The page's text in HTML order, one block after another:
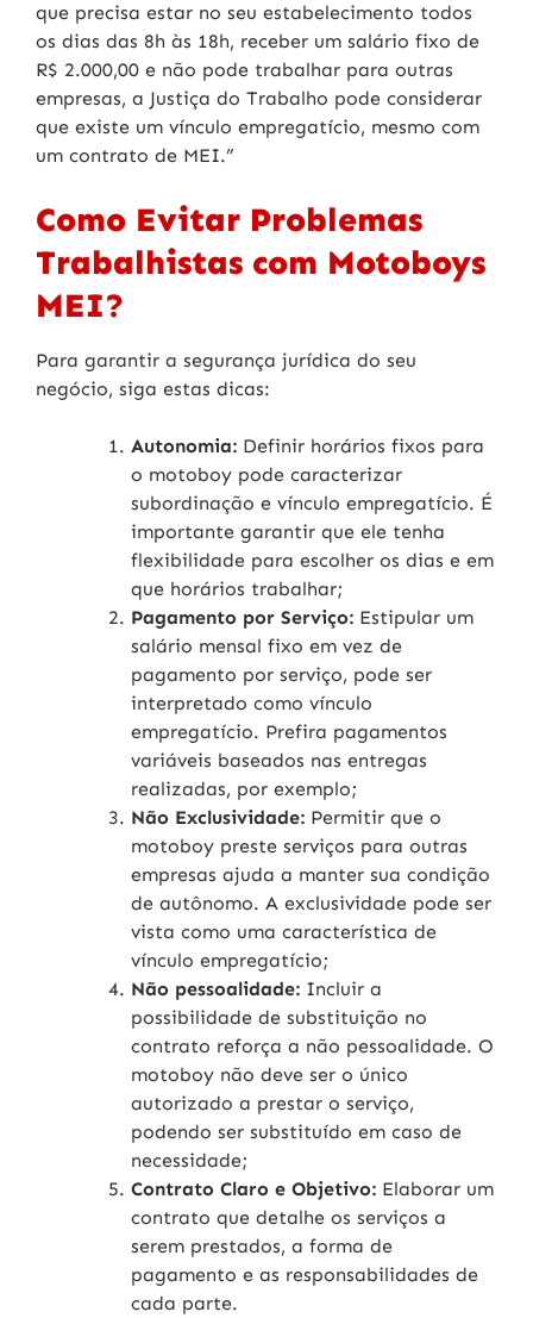
que precisa estar no seu estabelecimento todos
os dias das 8h às 18h, receber um salário fixo de
R$ 2.000,00 e não pode trabalhar para outras
empresas, a Justiça do Trabalho pode considerar
que existe um vínculo empregatício, mesmo com
um contrato de MEI.”
Como Evitar Problemas
Trabalhistas com Motoboys
MEI?
Para garantir a segurança jurídica do seu
negócio, siga estas dicas:
Autonomia: Definir horários fixos para
o motoboy pode caracterizar
subordinação e vínculo empregatício. É
importante garantir que ele tenha
flexibilidade para escolher os dias e em
que horários trabalhar;
Pagamento por Serviço: Estipular um
salário mensal fixo em vez de
pagamento por serviço, pode ser
interpretado como vínculo
empregatício. Prefira pagamentos
variáveis baseados nas entregas
realizadas, por exemplo;
Não Exclusividade: Permitir que o
motoboy preste serviços para outras
empresas ajuda a manter sua condição
de autônomo. A exclusividade pode ser
vista como uma característica de
vínculo empregatício;
Não pessoalidade: Incluir a
possibilidade de substituição no
contrato reforça a não pessoalidade. O
motoboy não deve ser o único
autorizado a prestar o serviço,
podendo ser substituído em caso de
necessidade;
Contrato Claro e Objetivo: Elaborar um
contrato que detalhe os serviços a
serem prestados, a forma de
pagamento e as responsabilidades de
cada parte.